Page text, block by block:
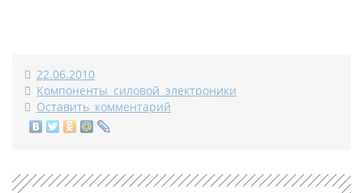
22.06.2010
Компоненты силовой электроники
Оставить комментарий